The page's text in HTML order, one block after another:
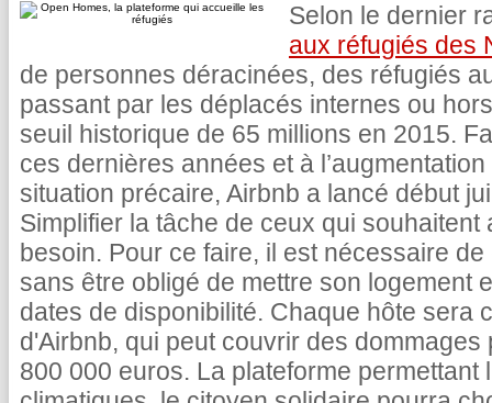
Selon le dernier
aux réfugiés des
de personnes déracinées, des réfugiés
passant par les déplacés internes ou
seuil historique de 65 millions en 2015.
ces dernières années et à
situation précaire, Airbnb a lancé début
Simplifier la tâche de ceux qui
besoin. Pour ce faire, il est nécessaire
sans être obligé de mettre son logement
dates de disponibilité. Chaque hôte sera
d'Airbnb, qui peut couvrir des
800 000 euros. La plateforme permettant